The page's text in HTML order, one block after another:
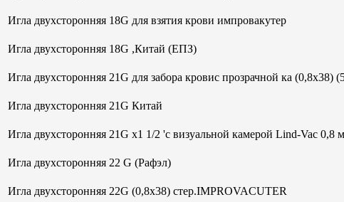
Игла двухсторонняя 18G для взятия крови импровакутер
Игла двухсторонняя 18G ,Китай (ЕПЗ)
Игла двухсторонняя 21G для забора кровис прозрачной ка
Игла двухсторонняя 21G Китай
Игла двухсторонняя 21G х1 1/2 'с визуальной камерой Lind-Vac
Игла двухсторонняя 22 G (Рафэл)
Игла двухсторонняя 22G (0,8х38) стер.IMPROVACUTER